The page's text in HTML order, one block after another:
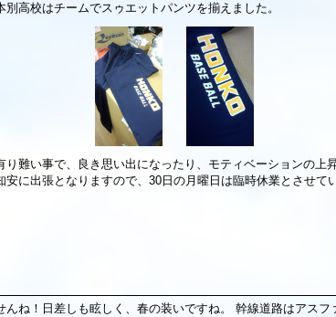
高校はチームでスゥエットパンツを揃えました。
り難い事で、良き思い出になったり、モティベーションの上
に出張となりますので、30日の月曜日は臨時休業とさせて
ね！日差しも眩しく、春の装いですね。 幹線道路はアスフ